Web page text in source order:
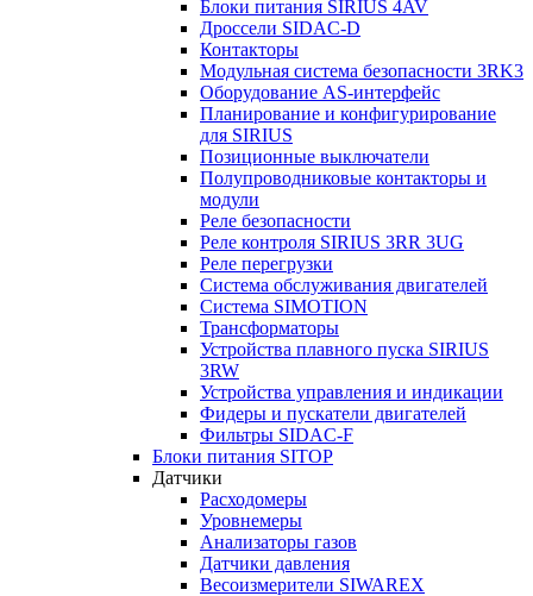
Блоки питания SIRIUS 4AV
Дроссели SIDAC-D
Контакторы
Модульная система безопасности 3RK3
Оборудование AS-интерфейс
Планирование и конфигурирование
для SIRIUS
Позиционные выключатели
Полупроводниковые контакторы и
модули
Реле безопасности
Реле контроля SIRIUS 3RR 3UG
Реле перегрузки
Сиcтема обслуживания двигателей
Система SIMOTION
Трансформаторы
Устройства плавного пуска SIRIUS
3RW
Устройства управления и индикации
Фидеры и пускатели двигателей
Фильтры SIDAC-F
Блоки питания SITOP
Датчики
Расходомеры
Уровнемеры
Анализаторы газов
Датчики давления
Весоизмерители SIWAREX